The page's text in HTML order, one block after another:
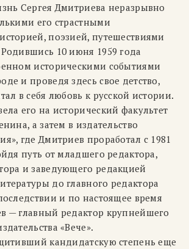
Сергея Дмитриева неразрывно
его страстными
поэзией, путешествиями
10 июня 1959 года
историческими событиями
и проведя здесь свое детство,
в себя любовь к русской истории.
его на исторический факультет
а затем в издательство
где Дмитриев проработал с 1981
путь от младшего редактора,
и заведующего редакцией
до главного редактора
и по настоящее время
— главный редактор крупнейшего
«Вече».
кандидатскую степень еще